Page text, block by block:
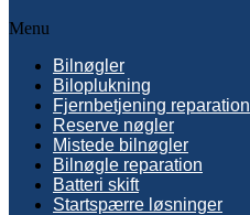
Menu
Bilnøgler
Biloplukning
Fjernbetjening reparation
Reserve nøgler
Mistede bilnøgler
Bilnøgle reparation
Batteri skift
Startspærre løsninger